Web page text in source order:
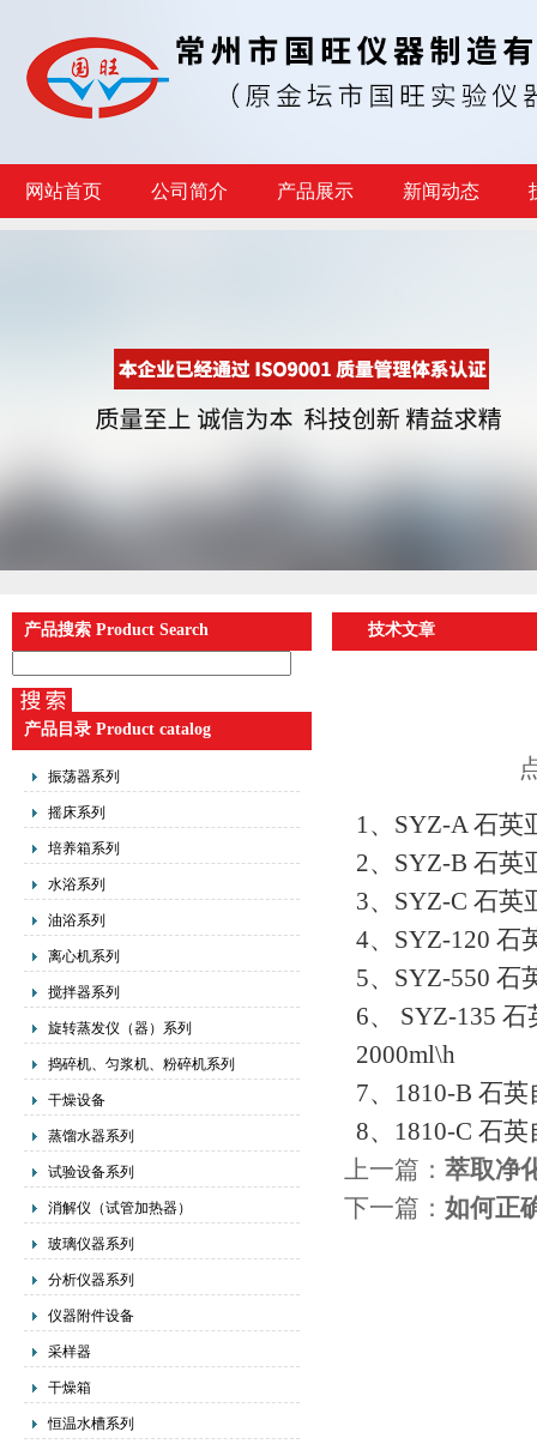
网站首页 公司简介 产品展示 新闻动态
产品搜索 Product Search
产品目录 Product catalog
振荡器系列
摇床系列
培养箱系列
水浴系列
油浴系列
离心机系列
搅拌器系列
旋转蒸发仪（器）系列
捣碎机、匀浆机、粉碎机系列
干燥设备
蒸馏水器系列
试验设备系列
消解仪（试管加热器）
玻璃仪器系列
分析仪器系列
仪器附件设备
采样器
干燥箱
恒温水槽系列
技术文章
1、SYZ-A 石英
2、SYZ-B 石英
3、SYZ-C 石英
4、SYZ-120 石
5、SYZ-550 石
6、 SYZ-135
2000ml\h
7、1810-B 石
8、1810-C 石
上一篇： 萃取净
下一篇： 如何正